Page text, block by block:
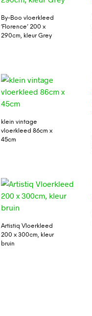
By-Boo vloerkleed
‘Florence’ 200 x
290cm, kleur Grey
klein vintage
vloerkleed 86cm x
45cm
Artistiq Vloerkleed
200 x 300cm, kleur
bruin